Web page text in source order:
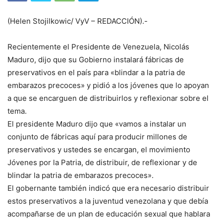
(Helen Stojilkowic/ VyV – REDACCIÓN).-
Recientemente el Presidente de Venezuela, Nicolás
Maduro, dijo que su Gobierno instalará fábricas de
preservativos en el país para «blindar a la patria de
embarazos precoces» y pidió a los jóvenes que lo apoyan
a que se encarguen de distribuirlos y reflexionar sobre el
tema.
El presidente Maduro dijo que «vamos a instalar un
conjunto de fábricas aquí para producir millones de
preservativos y ustedes se encargan, el movimiento
Jóvenes por la Patria, de distribuir, de reflexionar y de
blindar la patria de embarazos precoces».
El gobernante también indicó que era necesario distribuir
estos preservativos a la juventud venezolana y que debía
acompañarse de un plan de educación sexual que hablara